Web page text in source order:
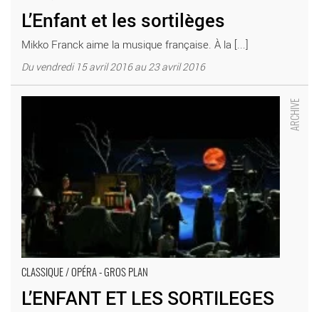
L’Enfant et les sortilèges
Mikko Franck aime la musique française. À la [...]
Du vendredi 15 avril 2016 au 23 avril 2016
CLASSIQUE / OPÉRA - GROS PLAN
L’ENFANT ET LES SORTILEGES
L’ENFANT ET LES SORTILEGES - Critique sortie Classique /